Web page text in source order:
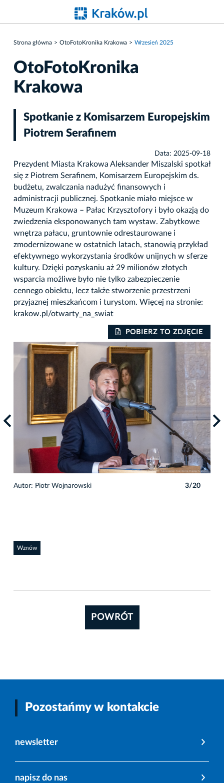
Strona główna OtoFotoKronika Krakowa Wrzesień 2025
OtoFotoKronika
Krakowa
Spotkanie z Komisarzem Europejskim
Piotrem Serafinem
Data: 2025-09-18
Prezydent Miasta Krakowa Aleksander Miszalski spotkał
się z Piotrem Serafinem, Komisarzem Europejskim ds.
budżetu, zwalczania nadużyć finansowych i
administracji publicznej. Spotkanie miało miejsce w
Muzeum Krakowa – Pałac Krzysztofory i było okazją do
zwiedzenia eksponowanych tam wystaw. Zabytkowe
wnętrza pałacu, gruntownie odrestaurowane i
zmodernizowane w ostatnich latach, stanowią przykład
efektywnego wykorzystania środków unijnych w sferze
kultury. Dzięki pozyskaniu aż 29 milionów złotych
wsparcia możliwe było nie tylko zabezpieczenie
cennego obiektu, lecz także stworzenie przestrzeni
przyjaznej mieszkańcom i turystom. Więcej na stronie:
krakow.pl/otwarty_na_swiat
POBIERZ TO ZDJĘCIE
Autor: Piotr Wojnarowski 3/20
Wznów
POWRÓT
Pozostańmy w kontakcie
newsletter
napisz do nas